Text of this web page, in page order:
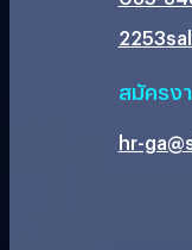
2253
สมัครง
hr-